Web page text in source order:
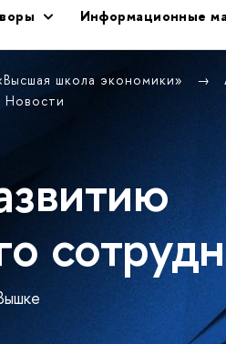
Информационные
школа экономики»
Новости